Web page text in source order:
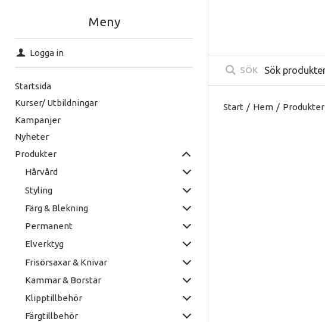
Meny
Logga in
Startsida
Kurser/ Utbildningar
Kampanjer
Nyheter
Produkter
Hårvård
Styling
Färg & Blekning
Permanent
Elverktyg
Frisörsaxar & Knivar
Kammar & Borstar
Klipptillbehör
Färgtillbehör
SÖK
Start / Hem / Produkter